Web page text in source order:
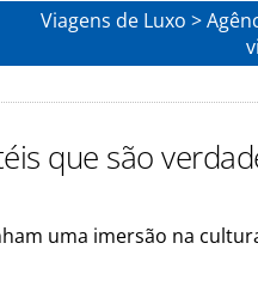
Viagens de Luxo >
que são
uma imersão na